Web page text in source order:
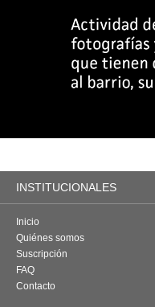
INSTITUCIONALES
Inicio
Quiénes somos
Suscripción
FAQ
Contacto